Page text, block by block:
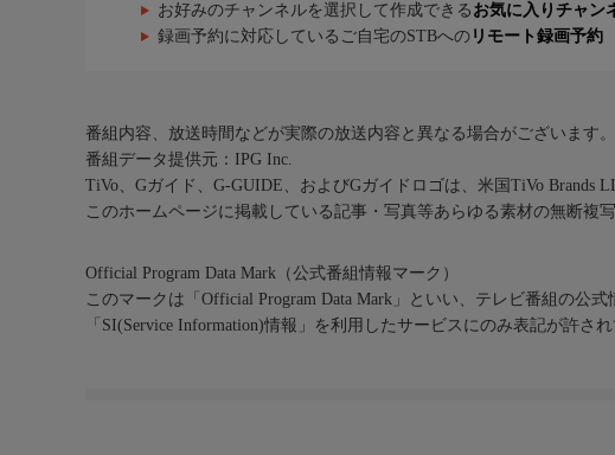
お好みのチャンネルを選択して作成できる お気に入りチャン
録画予約に対応しているご自宅のSTBへの リモート録画予約
番組内容、放送時間などが実際の放送内容と異なる場合がございます。
番組データ提供元：IPG Inc.
TiVo、Gガイド、G-GUIDE、およびGガイドロゴは、米国TiVo Brands
このホームページに掲載している記事・写真等あらゆる素材の無断複
Official Program Data Mark（公式番組情報マーク）
このマークは「Official Program Data Mark」といい、テレビ番組の公式
「SI(Service Information)情報」を利用したサービスにのみ表記が許さ